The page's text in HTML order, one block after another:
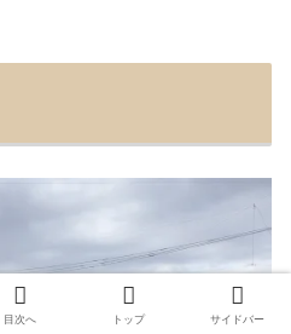
目次へ トップ サイドバー